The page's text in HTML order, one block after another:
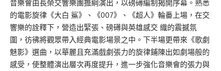
音樂會由長榮交響樂團擔綱演出，以磅礡編制揭開序幕。熟悉
的電影旋律《大白 鯊》、《007》、《超人》輪番上場，在交
響樂的詮釋下，營造出緊張、磅礡與英雄感交 織的震撼氛
圍，彷彿將觀眾帶入經典電影場景之中。下半場更帶來《歌劇
魅影》選曲，以華麗且充滿戲劇張力的旋律鋪陳出如劇場般的
感受，使整體演出層次再度提升，進一步強化音樂會的張力與